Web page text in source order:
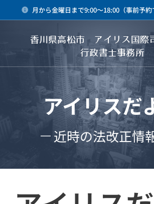
月から金曜日まで9:00～18:00（事前予約
香川県高松市 アイリス国際
行政書士事務所
アイリスだ
近時の法改正情